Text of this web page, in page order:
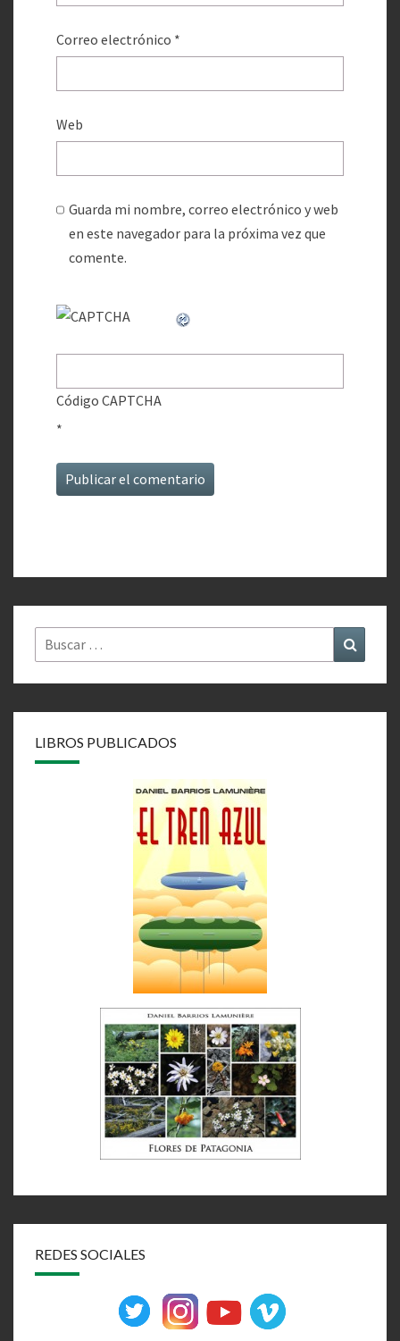
Correo electrónico *
Web
Guarda mi nombre, correo electrónico y web
en este navegador para la próxima vez que
comente.
Código CAPTCHA
*
Buscar
por:
LIBROS PUBLICADOS
REDES SOCIALES